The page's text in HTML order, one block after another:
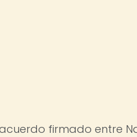
firmado entre